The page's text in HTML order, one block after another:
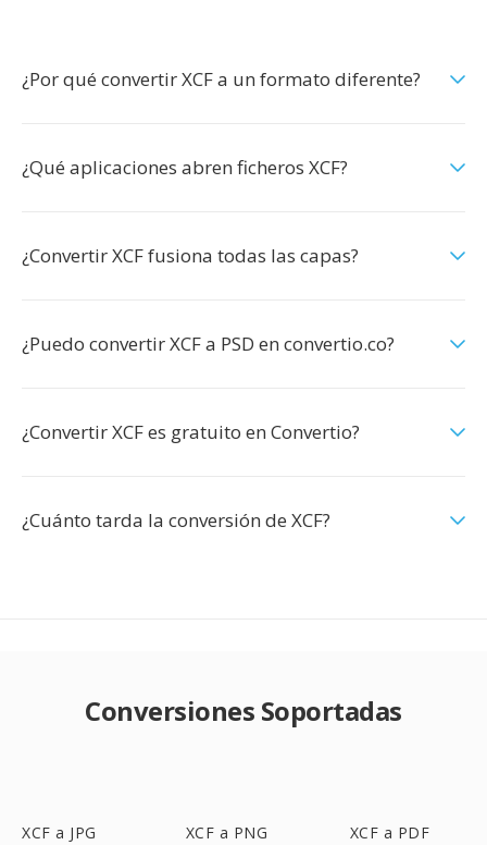
¿Por qué convertir XCF a un formato diferente?
¿Qué aplicaciones abren ficheros XCF?
¿Convertir XCF fusiona todas las capas?
¿Puedo convertir XCF a PSD en convertio.co?
¿Convertir XCF es gratuito en Convertio?
¿Cuánto tarda la conversión de XCF?
Conversiones Soportadas
XCF a JPG XCF a PNG XCF a PDF